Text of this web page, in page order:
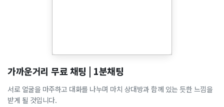
가까운거리 무료 채팅 | 1분채팅
서로 얼굴을 마주하고 대화를 나누며 마치 상대방과 함께 있는 듯한 느낌을
받게 될 것입니다.